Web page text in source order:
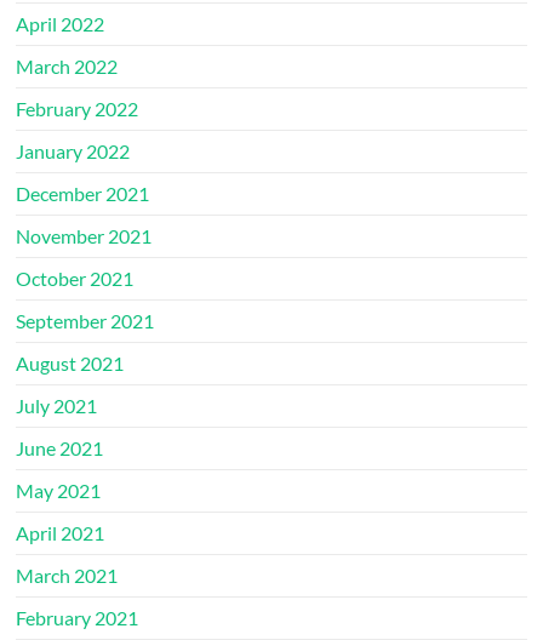
April 2022
March 2022
February 2022
January 2022
December 2021
November 2021
October 2021
September 2021
August 2021
July 2021
June 2021
May 2021
April 2021
March 2021
February 2021